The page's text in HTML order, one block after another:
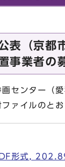
表（京都
事業者の
センター（
ァイルのとお
形式,